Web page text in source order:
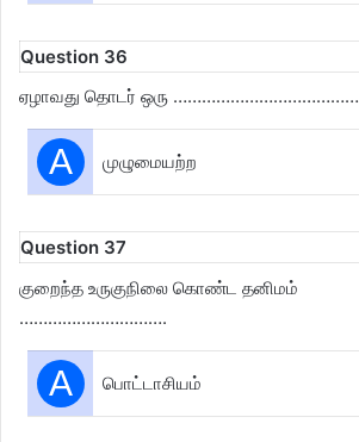
Question 36
ஏழாவது தொடர் ஒரு …………………………………
A முழுமையற்ற
Question 37
குறைந்த உருகுநிலை கொண்ட தனிமம்
………………………….
A பொட்டாசியம்